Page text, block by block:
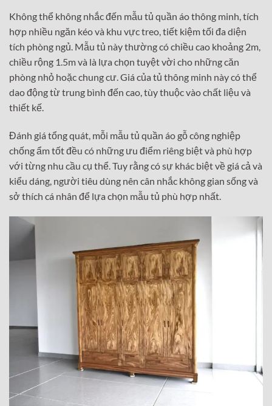
Không thể không nhắc đến mẫu tủ quần áo thông minh, tích
hợp nhiều ngăn kéo và khu vực treo, tiết kiệm tối đa diện
tích phòng ngủ. Mẫu tủ này thường có chiều cao khoảng 2m,
chiều rộng 1.5m và là lựa chọn tuyệt vời cho những căn
phòng nhỏ hoặc chung cư. Giá của tủ thông minh này có thể
dao động từ trung bình đến cao, tùy thuộc vào chất liệu và
thiết kế.
Đánh giá tổng quát, mỗi mẫu tủ quần áo gỗ công nghiệp
chống ẩm tốt đều có những ưu điểm riêng biệt và phù hợp
với từng nhu cầu cụ thể. Tuy rằng có sự khác biệt về giá cả và
kiểu dáng, người tiêu dùng nên cân nhắc không gian sống và
sở thích cá nhân để lựa chọn mẫu tủ phù hợp nhất.